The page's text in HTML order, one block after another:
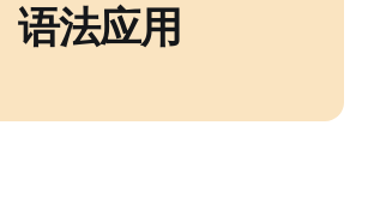
语法应用